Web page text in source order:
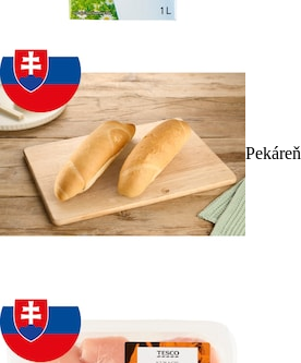
Pekáreň